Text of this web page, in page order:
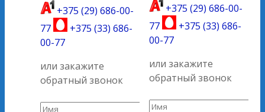
+375 (29) 686-00-
77
+375 (33) 686-
00-77
или закажите
обратный звонок
+375 (29) 686-00-
77
+375 (33) 686-
00-77
или закажите
обратный звонок